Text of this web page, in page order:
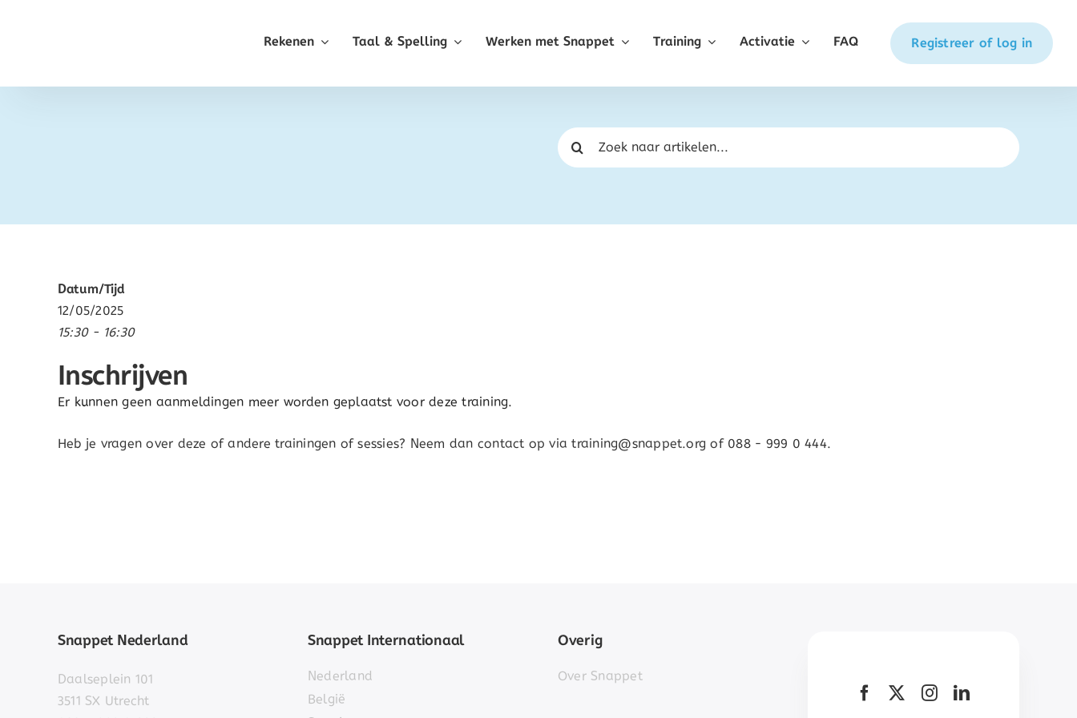
Rekenen Taal & Spelling Werken met Snappet Training Activatie FAQ Registreer of log in
Zoeken
naar:
Datum/Tijd
12/05/2025
15:30 - 16:30
Inschrijven
Er kunnen geen aanmeldingen meer worden geplaatst voor deze training.
Heb je vragen over deze of andere trainingen of sessies? Neem dan contact op via training@snappet.org of 088 - 999 0 444.
Snappet Nederland
Daalseplein 101
3511 SX Utrecht
Snappet Internationaal
Nederland
België
Overig
Over Snappet